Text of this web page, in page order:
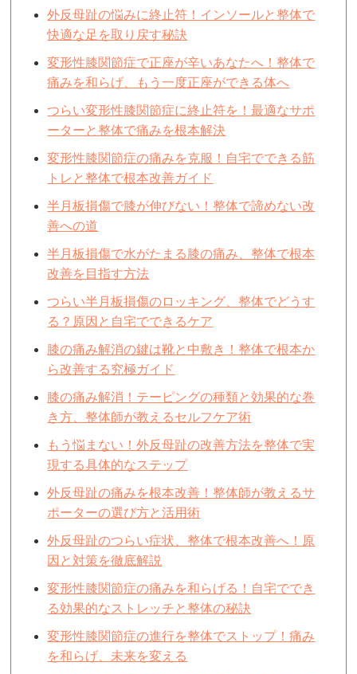
外反母趾の悩みに終止符！インソールと整体で
快適な足を取り戻す秘訣
変形性膝関節症で正座が辛いあなたへ！整体で
痛みを和らげ、もう一度正座ができる体へ
つらい変形性膝関節症に終止符を！最適なサポ
ーターと整体で痛みを根本解決
変形性膝関節症の痛みを克服！自宅でできる筋
トレと整体で根本改善ガイド
半月板損傷で膝が伸びない！整体で諦めない改
善への道
半月板損傷で水がたまる膝の痛み、整体で根本
改善を目指す方法
つらい半月板損傷のロッキング、整体でどうす
る？原因と自宅でできるケア
膝の痛み解消の鍵は靴と中敷き！整体で根本か
ら改善する究極ガイド
膝の痛み解消！テーピングの種類と効果的な巻
き方、整体師が教えるセルフケア術
もう悩まない！外反母趾の改善方法を整体で実
現する具体的なステップ
外反母趾の痛みを根本改善！整体師が教えるサ
ポーターの選び方と活用術
外反母趾のつらい症状、整体で根本改善へ！原
因と対策を徹底解説
変形性膝関節症の痛みを和らげる！自宅ででき
る効果的なストレッチと整体の秘訣
変形性膝関節症の進行を整体でストップ！痛み
を和らげ、未来を変える